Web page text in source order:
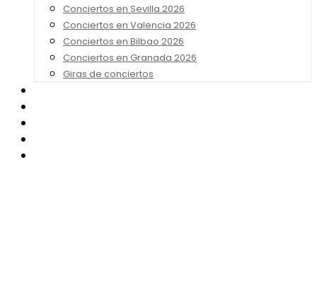
Conciertos en Sevilla 2026
Conciertos en Valencia 2026
Conciertos en Bilbao 2026
Conciertos en Granada 2026
Giras de conciertos